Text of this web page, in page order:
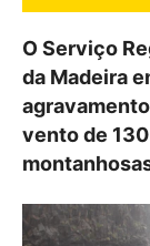
O Serviço
da Madeira
vento de